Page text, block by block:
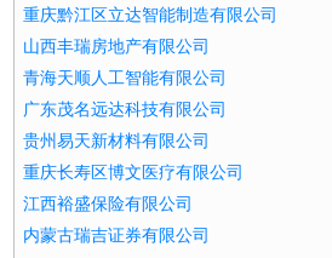
重庆黔江区立达智能制造有限公司
山西丰瑞房地产有限公司
青海天顺人工智能有限公司
广东茂名远达科技有限公司
贵州易天新材料有限公司
重庆长寿区博文医疗有限公司
江西裕盛保险有限公司
内蒙古瑞吉证券有限公司